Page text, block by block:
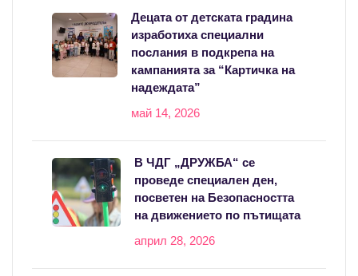
Децата от детската градина
изработиха специални
послания в подкрепа на
кампанията за “Картичка на
надеждата”
май 14, 2026
В ЧДГ „ДРУЖБА“ се
проведе специален ден,
посветен на Безопасността
на движението по пътищата
април 28, 2026